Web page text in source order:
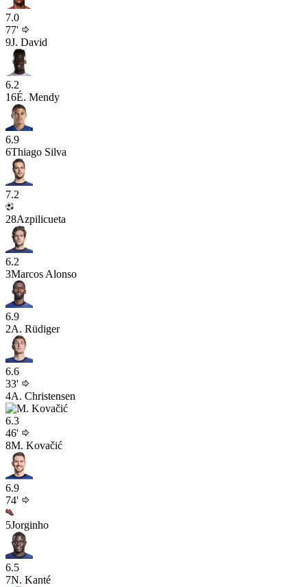
7.0
77'
9J. David
6.2
16É. Mendy
6.9
6Thiago Silva
7.2
28Azpilicueta
6.2
3Marcos Alonso
6.9
2A. Rüdiger
6.6
33'
4A. Christensen
6.3
46'
8M. Kovačić
6.9
74'
5Jorginho
6.5
7N. Kanté